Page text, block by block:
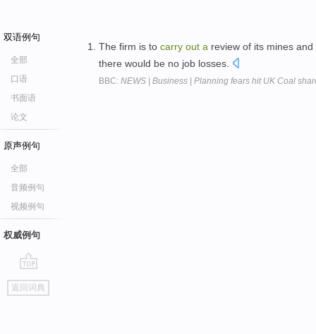
双语例句
全部
口语
书面语
论文
原声例句
全部
音频例句
视频例句
权威例句
go
top
返回词典
The firm is to carry out a review of its mines
there would be no job losses.
BBC: NEWS | Business | Planning fears hit UK Coal